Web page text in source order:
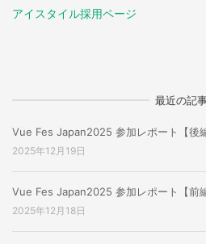
アイスタイル採用ページ
最近の記
Vue Fes Japan2025 参加レポート【後編
2025年12月19日
Vue Fes Japan2025 参加レポート【前編
2025年12月18日